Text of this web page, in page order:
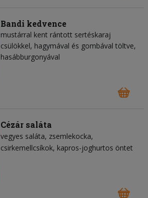
Bandi kedvence
mustárral kent rántott sertéskaraj
csülökkel, hagymával és gombával töltve,
hasábburgonyával
Cézár saláta
vegyes saláta zsemlekocka
csirkemellcsíkok kapros-joghurtos öntet